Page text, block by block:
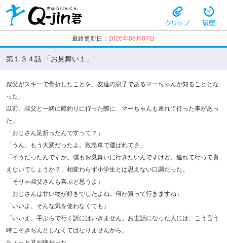
最終更新日： 2026年08月07日
第１３４話 「お見舞い１」
叔父がスキーで骨折したことを、友達の息子であるマーちゃんが知ることとな
った。
以前、叔父と一緒に船釣りに行った際に、マーちゃんも連れて行った事があっ
た。
「おじさん足折ったんですって？」
「うん、もう大変だったよ。救急車で運ばれてさ」
「そうだったんですか。僕もお見舞いに行きたいんですけど、連れて行って貰
えないでしょうか？」相変わらず小学生とは思えない口調だった。
「そりゃ叔父さんも喜ぶと思うよ」
「おじさんは甘い物が好きでしたよね。何か買って行きますね」
「いいよ、そんな気を使わなくても」
「いいえ、手ぶらで行く訳にはいきません。お世話になった人には、こう言う
時こそきちんとしなくてはなりませんから」